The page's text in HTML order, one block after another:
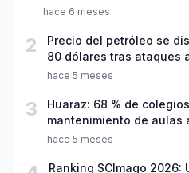
hace 6 meses
2
Precio del petróleo se
80 dólares tras ataques
hace 5 meses
3
Huaraz: 68 % de
mantenimiento de aulas
año escolar 2026
hace 5 meses
Ranking SCImago 2026: